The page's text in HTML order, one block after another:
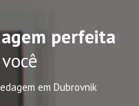
perfeita
em Dubrovnik